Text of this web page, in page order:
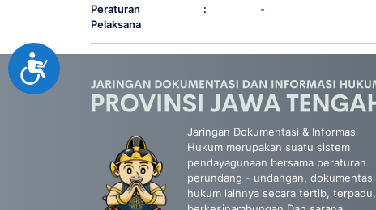
Accessibility
Peraturan
Pelaksana
: -
Jaringan Dokumentasi & Informasi
Hukum merupakan suatu sistem
pendayagunaan bersama peraturan
perundang - undangan, dokumentasi
hukum lainnya secara tertib, terpadu,